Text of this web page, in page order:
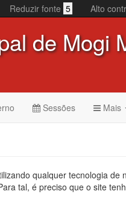
Reduzir fonte 5 Alto
de Mogi
Sessões Mais
qualquer tecnologia
tal, é preciso que o site